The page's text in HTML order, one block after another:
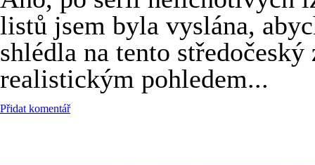
listů jsem byla vyslána,
shlédla na tento
realistickým pohledem...
Přidat komentář